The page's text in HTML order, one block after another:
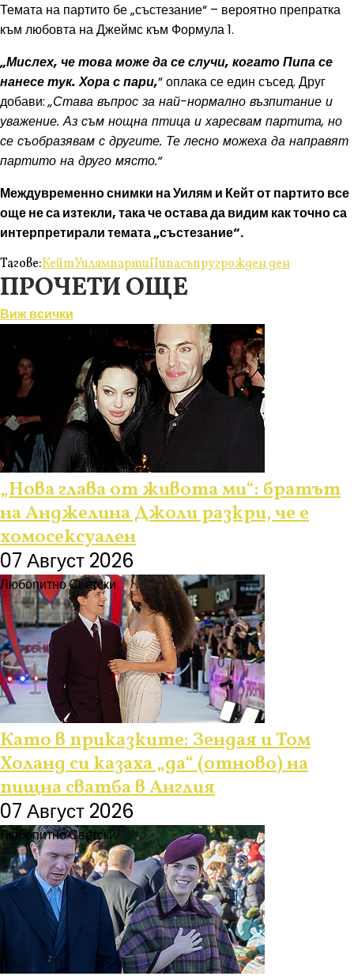
Темата на партито бе „състезание“ – вероятно препратка
към любовта на Джеймс към Формула 1.
„Мислех, че това може да се случи, когато Пипа се
нанесе тук. Хора с пари,“ оплака се един съсед. Друг
добави:„Става въпрос за най-нормално възпитание и
уважение. Аз съм нощна птица и харесвам партита, но
се съобразявам с другите. Те лесно можеха да направят
партито на друго място.“
Междувременно снимки на Уилям и Кейт от партито все
още не са изтекли, така че остава да видим как точно са
интерпретирали темата „състезание“.
Тагове:КейтУилямпартиПипасъпругрожден ден
ПРОЧЕТИ ОЩЕ
Виж всички
„Нова глава от живота ми“: братът
на Анджелина Джоли разкри, че е
хомосексуален
07 Август 2026
ЛюбопитноСветски
Като в приказките: Зендая и Том
Холанд си казаха „да“ (отново) на
пищна сватба в Англия
07 Август 2026
ЛюбопитноСветски